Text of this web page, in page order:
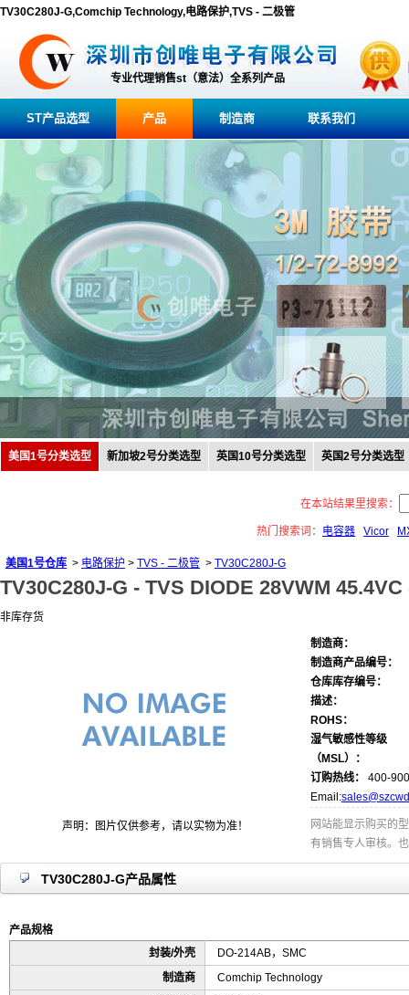
TV30C280J-G,Comchip Technology,电路保护,TVS - 二极管
专业代理销售st（意法）全系列产品
ST产品选型 产品 制造商 联系我们
美国1号分类选型 新加坡2号分类选型 英国10号分类选型 英国2号分类选型
在本站结果里搜索：
热门搜索词： 电容器 Vicor
美国1号仓库 > 电路保护 > TVS - 二极管 > TV30C280J-G
TV30C280J-G - TVS DIODE 28VWM 45.4VC
非库存货
声明：图片仅供参考，请以实物为准！
制造商：
制造商产品编号：
仓库库存编号：
描述：
ROHS：
湿气敏感性等级
（MSL）：
订购热线：
400-
Email:
网站能显示购买的
有销售专人审核。
TV30C280J-G产品属性
产品规格
封装/外壳
DO-214AB，SMC
制造商
Comchip Technology